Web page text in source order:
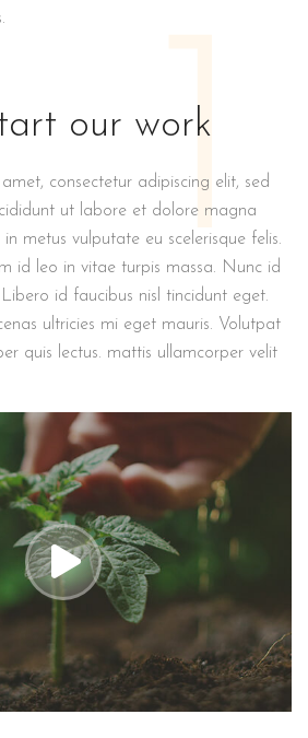
1
our work
consectetur adipiscing elit, sed
ut labore et dolore magna
metus vulputate eu scelerisque felis.
id leo in vitae turpis massa. Nunc id
id faucibus nisl tincidunt eget.
ultricies mi eget mauris. Volutpat
quis lectus. mattis ullamcorper velit